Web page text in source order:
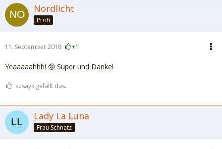
Nordlicht
Profi
11. September 2018 +1
Yeaaaaahhh! 🤪 Super und Danke!
susayk gefällt das.
Lady La Luna
Frau Schnatz